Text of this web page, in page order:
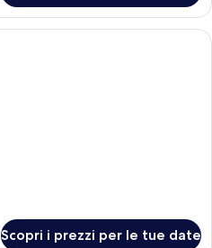
Una camera da letto moderna con
Scopri i prezzi per le tue date